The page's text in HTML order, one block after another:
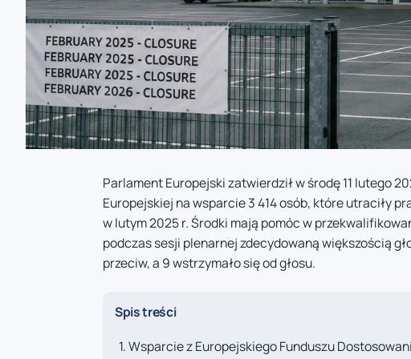
Parlament Europejski zatwierdził w środę 11 lutego
Europejskiej na wsparcie 3 414 osób, które utraciły
w lutym 2025 r. Środki mają pomóc w
podczas sesji plenarnej zdecydowaną większością
przeciw, a 9 wstrzymało się od głosu.
Spis treści
Wsparcie z Europejskiego Funduszu